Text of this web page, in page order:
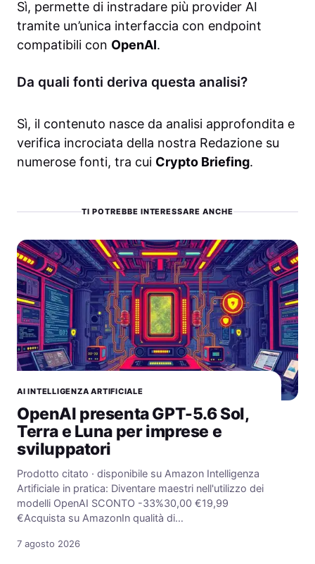
Sì, permette di instradare più provider AI
tramite un’unica interfaccia con endpoint
compatibili con OpenAI.
Da quali fonti deriva questa analisi?
Sì, il contenuto nasce da analisi approfondita e
verifica incrociata della nostra Redazione su
numerose fonti, tra cui Crypto Briefing.
TI POTREBBE INTERESSARE ANCHE
AI INTELLIGENZA ARTIFICIALE
OpenAI presenta GPT-5.6 Sol,
Terra e Luna per imprese e
sviluppatori
Prodotto citato · disponibile su Amazon Intelligenza
Artificiale in pratica: Diventare maestri nell'utilizzo dei
modelli OpenAI SCONTO -33%30,00 €19,99
€Acquista su AmazonIn qualità di…
7 agosto 2026